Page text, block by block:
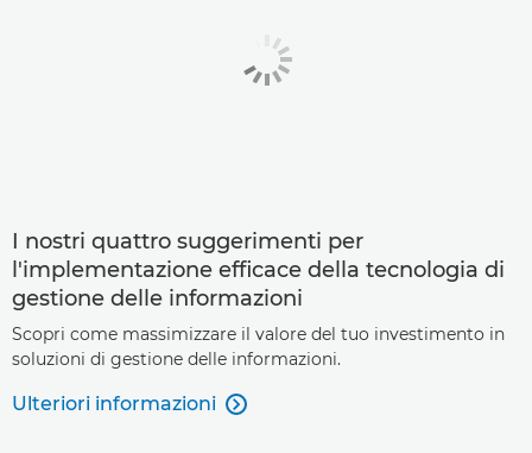
I nostri quattro suggerimenti per
l'implementazione efficace della tecnologia di
gestione delle informazioni
Scopri come massimizzare il valore del tuo investimento in
soluzioni di gestione delle informazioni.
Ulteriori informazioni 